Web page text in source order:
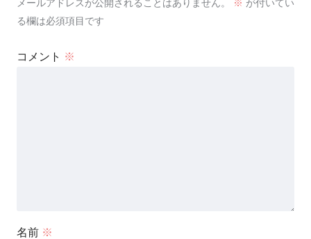
メールアドレスが公開されることはありません。 ※ が付いてい
る欄は必須項目です
コメント ※
名前 ※